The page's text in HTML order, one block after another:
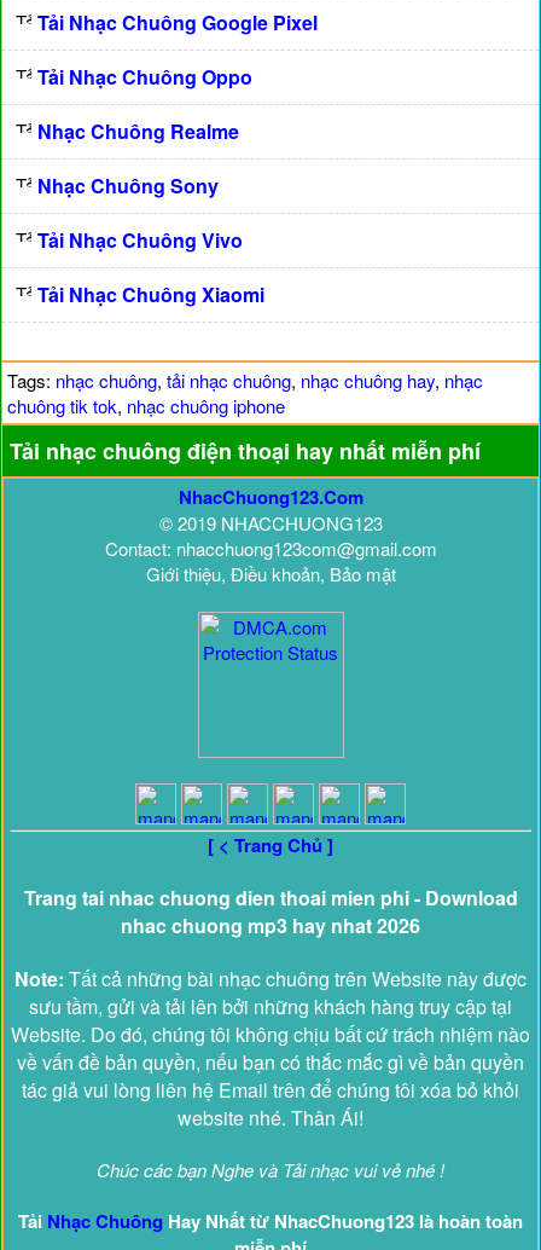
Tải Nhạc Chuông Google Pixel
Tải Nhạc Chuông Oppo
Nhạc Chuông Realme
Nhạc Chuông Sony
Tải Nhạc Chuông Vivo
Tải Nhạc Chuông Xiaomi
Tags: nhạc chuông, tải nhạc chuông, nhạc chuông hay, nhạc
chuông tik tok, nhạc chuông iphone
Tải nhạc chuông điện thoại hay nhất miễn phí
NhacChuong123.Com
© 2019 NHACCHUONG123
Contact: nhacchuong123com@gmail.com
Giới thiệu, Điều khoản, Bảo mật
[ < Trang Chủ ]
Trang tai nhac chuong dien thoai mien phi - Download
nhac chuong mp3 hay nhat 2026
Note: Tất cả những bài nhạc chuông trên Website này được
sưu tầm, gửi và tải lên bởi những khách hàng truy cập tại
Website. Do đó, chúng tôi không chịu bất cứ trách nhiệm nào
về vấn đề bản quyền, nếu bạn có thắc mắc gì về bản quyền
tác giả vui lòng liên hệ Email trên để chúng tôi xóa bỏ khỏi
website nhé. Thân Ái!
Chúc các bạn Nghe và Tải nhạc vui vẻ nhé !
Tải Nhạc Chuông Hay Nhất từ NhacChuong123 là hoàn toàn